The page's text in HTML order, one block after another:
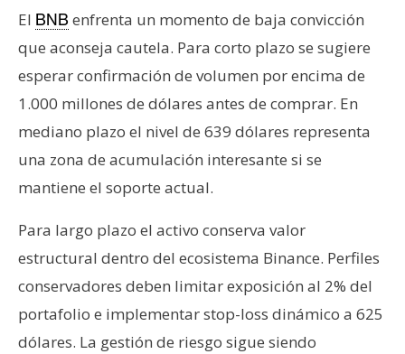
El BNB enfrenta un momento de baja convicción
que aconseja cautela. Para corto plazo se sugiere
esperar confirmación de volumen por encima de
1.000 millones de dólares antes de comprar. En
mediano plazo el nivel de 639 dólares representa
una zona de acumulación interesante si se
mantiene el soporte actual.
Para largo plazo el activo conserva valor
estructural dentro del ecosistema Binance. Perfiles
conservadores deben limitar exposición al 2% del
portafolio e implementar stop-loss dinámico a 625
dólares. La gestión de riesgo sigue siendo